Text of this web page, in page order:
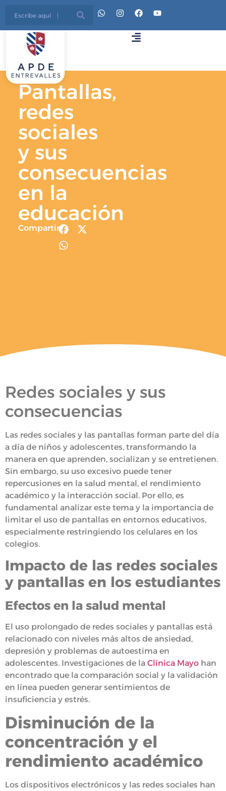
Pantallas,
redes
sociales
y sus
consecuencias
en la
educación
Compartir
Redes sociales y sus
consecuencias
Las redes sociales y las pantallas forman parte del día
a día de niños y adolescentes, transformando la
manera en que aprenden, socializan y se entretienen.
Sin embargo, su uso excesivo puede tener
repercusiones en la salud mental, el rendimiento
académico y la interacción social. Por ello, es
fundamental analizar este tema y la importancia de
limitar el uso de pantallas en entornos educativos,
especialmente restringiendo los celulares en los
colegios.
Impacto de las redes sociales
y pantallas en los estudiantes
Efectos en la salud mental
El uso prolongado de redes sociales y pantallas está
relacionado con niveles más altos de ansiedad,
depresión y problemas de autoestima en
adolescentes. Investigaciones de la Clínica Mayo han
encontrado que la comparación social y la validación
en línea pueden generar sentimientos de
insuficiencia y estrés.
Disminución de la
concentración y el
rendimiento académico
Los dispositivos electrónicos y las redes sociales han